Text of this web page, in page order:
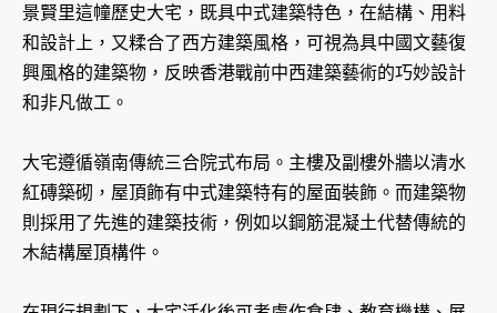
景賢里這幢歷史大宅，既具中式建築特色，在結構、用料
和設計上，又糅合了西方建築風格，可視為具中國文藝復
興風格的建築物，反映香港戰前中西建築藝術的巧妙設計
和非凡做工。
大宅遵循嶺南傳統三合院式布局。主樓及副樓外牆以清水
紅磚築砌，屋頂飾有中式建築特有的屋面裝飾。而建築物
則採用了先進的建築技術，例如以鋼筋混凝土代替傳統的
木結構屋頂構件。